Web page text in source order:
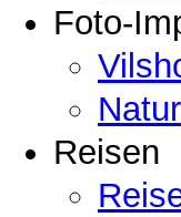
Foto-
Natur
Reisen